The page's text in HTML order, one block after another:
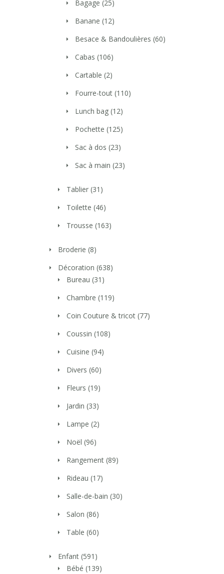
Bagage (25)
Banane (12)
Besace & Bandoulières (60)
Cabas (106)
Cartable (2)
Fourre-tout (110)
Lunch bag (12)
Pochette (125)
Sac à dos (23)
Sac à main (23)
Tablier (31)
Toilette (46)
Trousse (163)
Broderie (8)
Décoration (638)
Bureau (31)
Chambre (119)
Coin Couture & tricot (77)
Coussin (108)
Cuisine (94)
Divers (60)
Fleurs (19)
Jardin (33)
Lampe (2)
Noël (96)
Rangement (89)
Rideau (17)
Salle-de-bain (30)
Salon (86)
Table (60)
Enfant (591)
Bébé (139)